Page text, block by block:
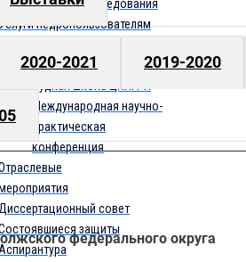
Геофизические исследования
недропользователям
Конференции ЦНИГРИ
Международная научно-
практическая
конференция
Диссертационный совет
защиты
Аспирантура
2020-2021 2019-2020
федерального округа